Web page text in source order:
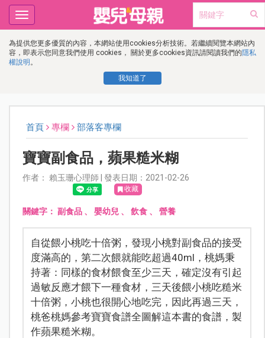
為提供您更多優質的內容，本網站使用cookies分析技術。若繼續閱覽本網站內
容，即表示您同意我們使用 cookies， 關於更多cookies資訊請閱讀我們的隱私
權說明 。
我知道了
Toggle
navigation
首頁 專欄 部落客專欄
寶寶副食品，蘋果糙米糊
作者： 賴玉珊心理師 | 發表日期：2021-02-26
收藏
關鍵字： 副食品、 嬰幼兒、 飲食、 營養
自從餵小桃吃十倍粥，發現小桃對副食品的接受
度滿高的，第二次餵就能吃超過40ml，桃媽秉
持著：同樣的食材餵食至少三天，確定沒有引起
過敏反應才餵下一種食材，三天後餵小桃吃糙米
十倍粥，小桃也很開心地吃完，因此再過三天，
桃爸桃媽參考寶寶食譜全圖解這本書的食譜，製
作蘋果糙米糊。